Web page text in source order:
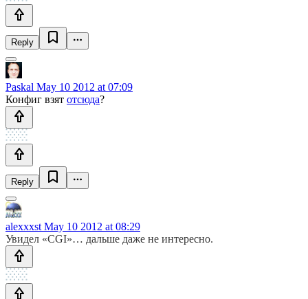
Reply
Paskal May 10 2012 at 07:09
Конфиг взят отсюда?
Reply
alexxxst May 10 2012 at 08:29
Увидел «CGI»… дальше даже не интересно.